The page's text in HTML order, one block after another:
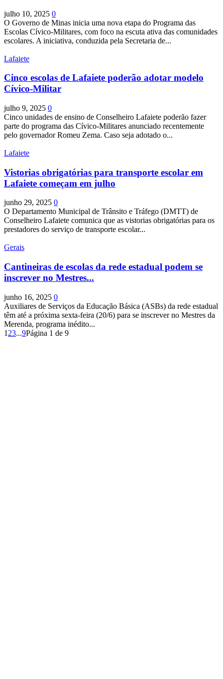
julho 10, 2025 0
O Governo de Minas inicia uma nova etapa do Programa das
Escolas Cívico-Militares, com foco na escuta ativa das comunidades
escolares. A iniciativa, conduzida pela Secretaria de...
Lafaiete
Cinco escolas de Lafaiete poderão adotar modelo
Cívico-Militar
julho 9, 2025 0
Cinco unidades de ensino de Conselheiro Lafaiete poderão fazer
parte do programa das Cívico-Militares anunciado recentemente
pelo governador Romeu Zema. Caso seja adotado o...
Lafaiete
Vistorias obrigatórias para transporte escolar em
Lafaiete começam em julho
junho 29, 2025 0
O Departamento Municipal de Trânsito e Tráfego (DMTT) de
Conselheiro Lafaiete comunica que as vistorias obrigatórias para os
prestadores do serviço de transporte escolar...
Gerais
Cantineiras de escolas da rede estadual podem se
inscrever no Mestres...
junho 16, 2025 0
Auxiliares de Serviços da Educação Básica (ASBs) da rede estadual
têm até a próxima sexta-feira (20/6) para se inscrever no Mestres da
Merenda, programa inédito...
1 23...9Página 1 de 9